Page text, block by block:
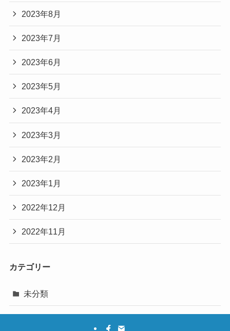
2023年8月
2023年7月
2023年6月
2023年5月
2023年4月
2023年3月
2023年2月
2023年1月
2022年12月
2022年11月
カテゴリー
未分類